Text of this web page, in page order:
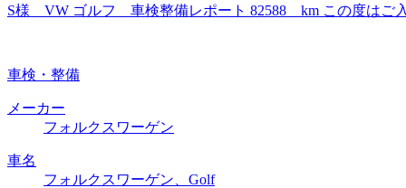
S様 VW ゴルフ 車検整備レポート 82588 km この度はご
車検・整備
メーカー
フォルクスワーゲン
車名
フォルクスワーゲン、Golf